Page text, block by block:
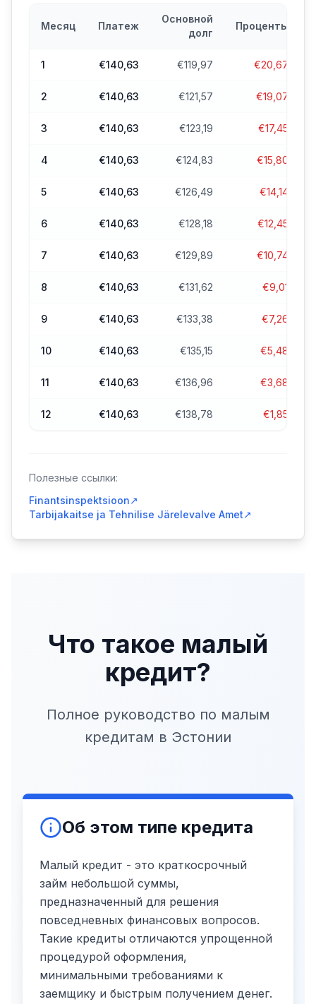
Месяц Платеж
Основной
долг
Проценты
1 €140,63 €119,97 €20,67
2 €140,63 €121,57 €19,07
3 €140,63 €123,19 €17,45
4 €140,63 €124,83 €15,80
5 €140,63 €126,49 €14,14
6 €140,63 €128,18 €12,45
7 €140,63 €129,89 €10,74
8 €140,63 €131,62 €9,01
9 €140,63 €133,38 €7,26
10 €140,63 €135,15 €5,48
11 €140,63 €136,96 €3,68
12 €140,63 €138,78 €1,85
Полезные ссылки:
Finantsinspektsioon↗
Tarbijakaitse ja Tehnilise Järelevalve Amet↗
Что такое малый
кредит?
Полное руководство по малым
кредитам в Эстонии
Об этом типе кредита
Малый кредит - это краткосрочный
займ небольшой суммы,
предназначенный для решения
повседневных финансовых вопросов.
Такие кредиты отличаются упрощенной
процедурой оформления,
минимальными требованиями к
заемщику и быстрым получением денег.